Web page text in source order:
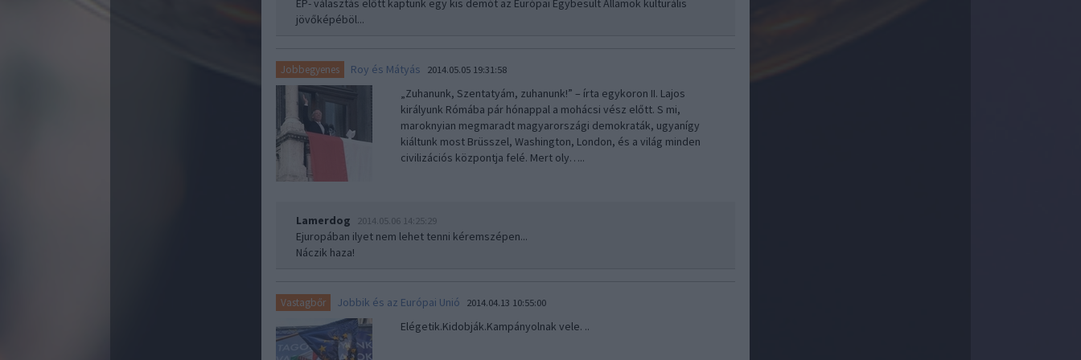
EP- választás előtt kaptunk egy kis demót az Európai Egybesült Államok kulturális
jövőképéböl...
Jobbegyenes Roy és Mátyás 2014.05.05 19:31:58
„Zuhanunk, Szentatyám, zuhanunk!” – írta egykoron II. Lajos
királyunk Rómába pár hónappal a mohácsi vész előtt. S mi,
maroknyian megmaradt magyarországi demokraták, ugyanígy
kiáltunk most Brüsszel, Washington, London, és a világ minden
civilizációs központja felé. Mert oly…..
Lamerdog 2014.05.06 14:25:29
Ejuropában ilyet nem lehet tenni kéremszépen...
Náczik haza!
Vastagbőr Jobbik és az Európai Unió 2014.04.13 10:55:00
Elégetik.Kidobják.Kampányolnak vele. ..